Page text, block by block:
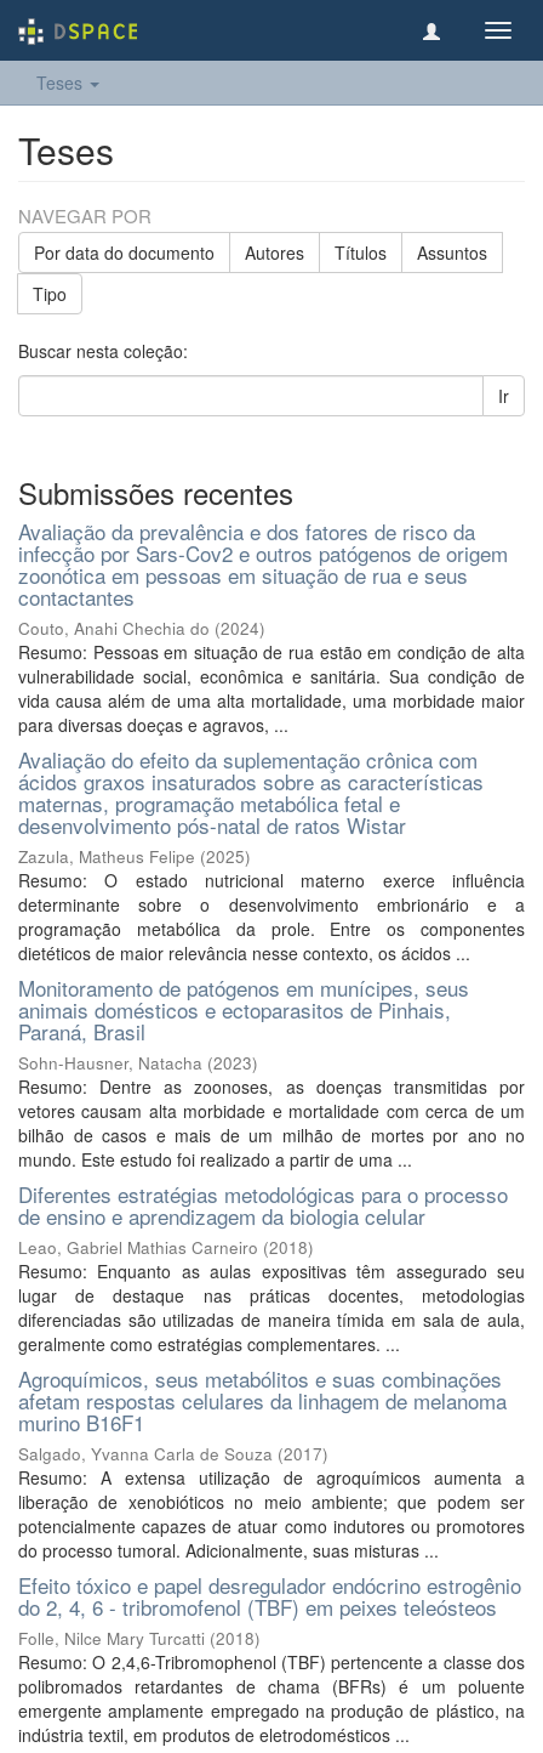
Teses
Teses
NAVEGAR POR
Por data do documento Autores Títulos
Assuntos
Tipo
Buscar nesta coleção:
Ir
Submissões recentes
Avaliação da prevalência e dos fatores de risco da
infecção por Sars-Cov2 e outros patógenos de origem
zoonótica em pessoas em situação de rua e seus
contactantes
Couto, Anahi Chechia do (2024)
Resumo: Pessoas em situação de rua estão em condição de alta
vulnerabilidade social, econômica e sanitária. Sua condição de
vida causa além de uma alta mortalidade, uma morbidade maior
para diversas doeças e agravos, ...
Avaliação do efeito da suplementação crônica com
ácidos graxos insaturados sobre as características
maternas, programação metabólica fetal e
desenvolvimento pós-natal de ratos Wistar
Zazula, Matheus Felipe (2025)
Resumo: O estado nutricional materno exerce influência
determinante sobre o desenvolvimento embrionário e a
programação metabólica da prole. Entre os componentes
dietéticos de maior relevância nesse contexto, os ácidos ...
Monitoramento de patógenos em munícipes, seus
animais domésticos e ectoparasitos de Pinhais,
Paraná, Brasil
Sohn-Hausner, Natacha (2023)
Resumo: Dentre as zoonoses, as doenças transmitidas por
vetores causam alta morbidade e mortalidade com cerca de um
bilhão de casos e mais de um milhão de mortes por ano no
mundo. Este estudo foi realizado a partir de uma ...
Diferentes estratégias metodológicas para o processo
de ensino e aprendizagem da biologia celular
Leao, Gabriel Mathias Carneiro (2018)
Resumo: Enquanto as aulas expositivas têm assegurado seu
lugar de destaque nas práticas docentes, metodologias
diferenciadas são utilizadas de maneira tímida em sala de aula,
geralmente como estratégias complementares. ...
Agroquímicos, seus metabólitos e suas combinações
afetam respostas celulares da linhagem de melanoma
murino B16F1
Salgado, Yvanna Carla de Souza (2017)
Resumo: A extensa utilização de agroquímicos aumenta a
liberação de xenobióticos no meio ambiente; que podem ser
potencialmente capazes de atuar como indutores ou promotores
do processo tumoral. Adicionalmente, suas misturas ...
Efeito tóxico e papel desregulador endócrino estrogênio
do 2, 4, 6 - tribromofenol (TBF) em peixes teleósteos
Folle, Nilce Mary Turcatti (2018)
Resumo: O 2,4,6-Tribromophenol (TBF) pertencente a classe dos
polibromados retardantes de chama (BFRs) é um poluente
emergente amplamente empregado na produção de plástico, na
indústria textil, em produtos de eletrodomésticos ...